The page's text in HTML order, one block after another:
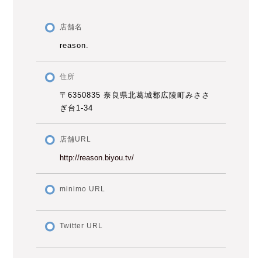
店舗名
reason.
住所
〒6350835 奈良県北葛城郡広陵町みささ
ぎ台1-34
店舗URL
http://reason.biyou.tv/
minimo URL
Twitter URL